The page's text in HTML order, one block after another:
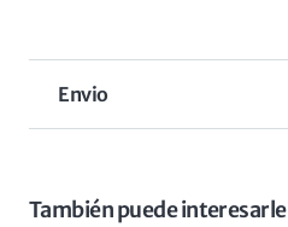
BROWM
cantidad
Envio
También puede interesarle